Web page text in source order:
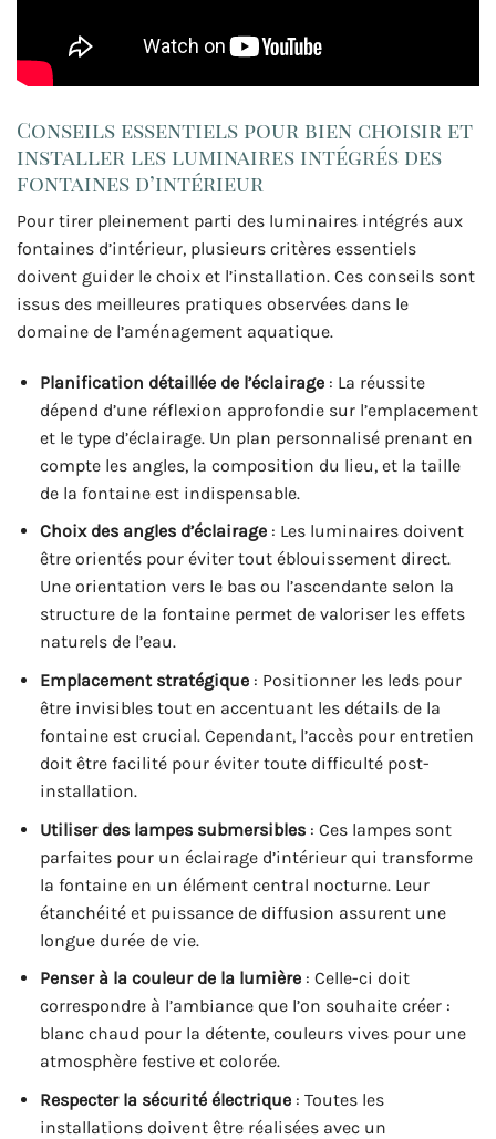
Conseils essentiels pour bien choisir et
installer les luminaires intégrés des
fontaines d’intérieur
Pour tirer pleinement parti des luminaires intégrés aux
fontaines d’intérieur, plusieurs critères essentiels
doivent guider le choix et l’installation. Ces conseils sont
issus des meilleures pratiques observées dans le
domaine de l’aménagement aquatique.
Planification détaillée de l’éclairage: La réussite
dépend d’une réflexion approfondie sur l’emplacement
et le type d’éclairage. Un plan personnalisé prenant en
compte les angles, la composition du lieu, et la taille
de la fontaine est indispensable.
Choix des angles d’éclairage: Les luminaires doivent
être orientés pour éviter tout éblouissement direct.
Une orientation vers le bas ou l’ascendante selon la
structure de la fontaine permet de valoriser les effets
naturels de l’eau.
Emplacement stratégique: Positionner les leds pour
être invisibles tout en accentuant les détails de la
fontaine est crucial. Cependant, l’accès pour entretien
doit être facilité pour éviter toute difficulté post-
installation.
Utiliser des lampes submersibles: Ces lampes sont
parfaites pour un éclairage d’intérieur qui transforme
la fontaine en un élément central nocturne. Leur
étanchéité et puissance de diffusion assurent une
longue durée de vie.
Penser à la couleur de la lumière: Celle-ci doit
correspondre à l’ambiance que l’on souhaite créer :
blanc chaud pour la détente, couleurs vives pour une
atmosphère festive et colorée.
Respecter la sécurité électrique: Toutes les
installations doivent être réalisées avec un